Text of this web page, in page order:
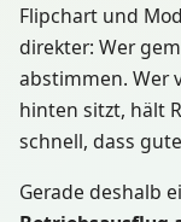
Flipchart und
direkter: Wer
abstimmen. Wer
hinten sitzt, hält
schnell, dass
Gerade deshalb